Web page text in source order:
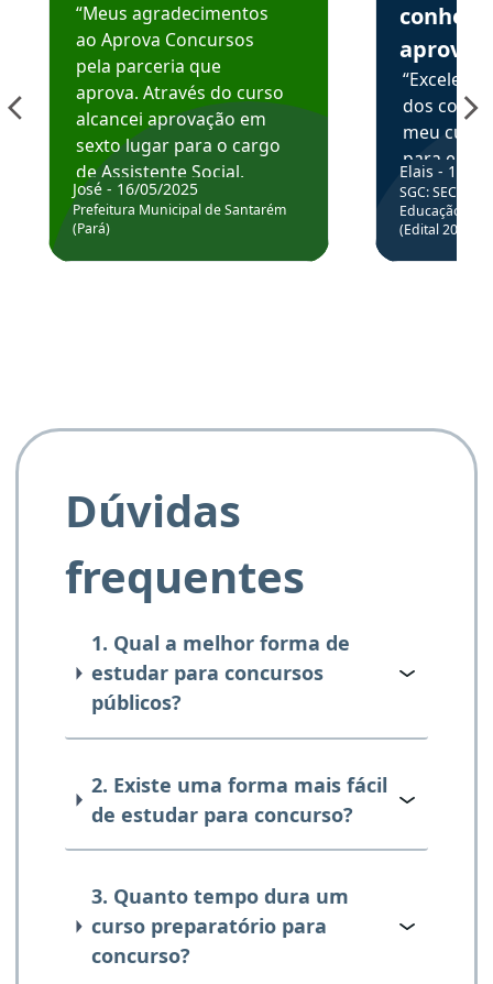
“Meus agradecimentos
ao Aprova Concursos
pela parceria que
aprova. Através do curso
alcancei aprovação em
sexto lugar para o cargo
de Assistente Social.
Hoje estou atuando na
Prefeitura de Santarém.
José - 16/05/2025
Prefeitura Municipal de Santarém
(Pará)
aprova
dos
meu
para
colocar
através
de
Elais - 15/
SGC: SEC BA
Educação
(Edital
Dúvidas
frequentes
1. Qual a melhor forma de
estudar para concursos
públicos?
2. Existe uma forma mais fácil
de estudar para concurso?
3. Quanto tempo dura um
curso preparatório para
concurso?